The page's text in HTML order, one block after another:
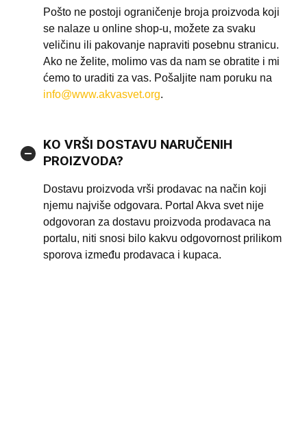
Pošto ne postoji ograničenje broja proizvoda koji
se nalaze u online shop-u, možete za svaku
veličinu ili pakovanje napraviti posebnu stranicu.
Ako ne želite, molimo vas da nam se obratite i mi
ćemo to uraditi za vas. Pošaljite nam poruku na
info@www.akvasvet.org.
KO VRŠI DOSTAVU NARUČENIH
PROIZVODA?
Dostavu proizvoda vrši prodavac na način koji
njemu najviše odgovara. Portal Akva svet nije
odgovoran za dostavu proizvoda prodavaca na
portalu, niti snosi bilo kakvu odgovornost prilikom
sporova između prodavaca i kupaca.